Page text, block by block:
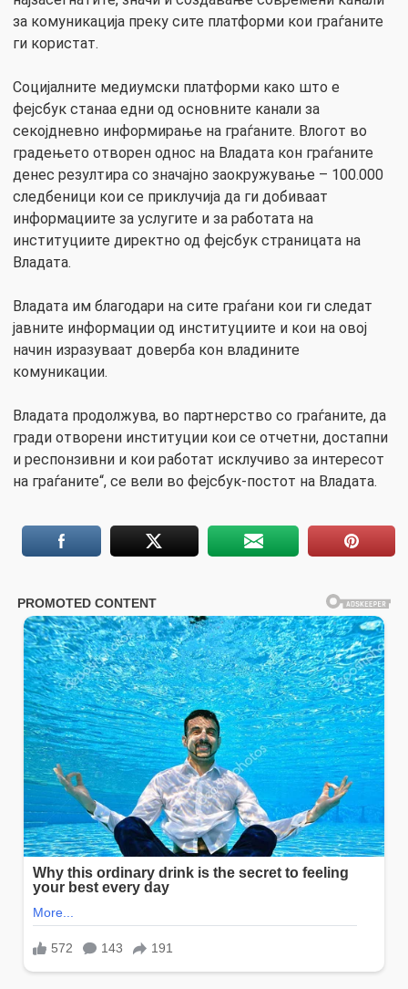
за комуникација преку сите платформи кои граѓаните
ги користат.
Социјалните медиумски платформи како што е
фејсбук станаа едни од основните канали за
секојдневно информирање на граѓаните. Влогот во
градењето отворен однос на Владата кон граѓаните
денес резултира со значајно заокружување – 100.000
следбеници кои се приклучија да ги добиваат
информациите за услугите и за работата на
институциите директно од фејсбук страницата на
Владата.
Владата им благодари на сите граѓани кои ги следат
јавните информации од институциите и кои на овој
начин изразуваат доверба кон владините
комуникации.
Владата продолжува, во партнерство со граѓаните, да
гради отворени институции кои се отчетни, достапни
и респонзивни и кои работат исклучиво за интересот
на граѓаните“, се вели во фејсбук-постот на Владата.